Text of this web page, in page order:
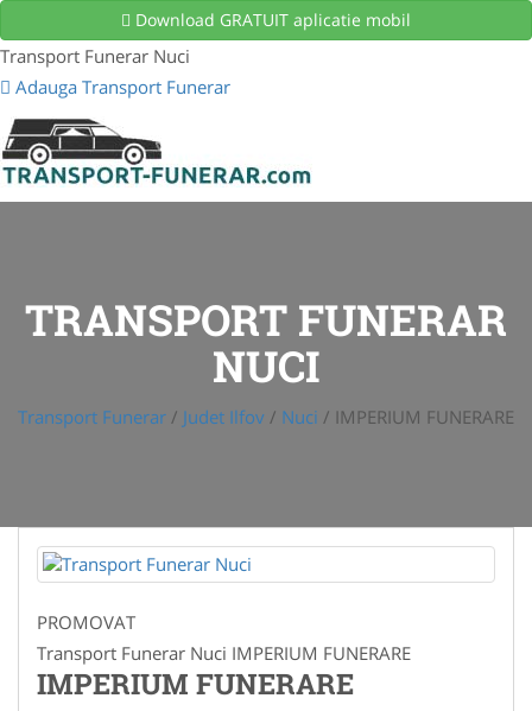
Download GRATUIT aplicatie mobil
Transport Funerar Nuci
Adauga Transport Funerar
TRANSPORT FUNERAR
NUCI
Transport Funerar / Judet Ilfov / Nuci / IMPERIUM FUNERARE
PROMOVAT
Transport Funerar Nuci IMPERIUM FUNERARE
IMPERIUM FUNERARE